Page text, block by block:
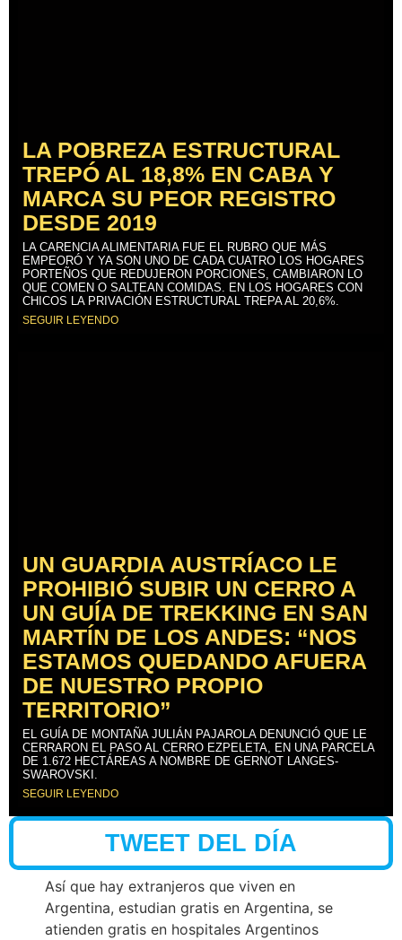
LA POBREZA ESTRUCTURAL
TREPÓ AL 18,8% EN CABA Y
MARCA SU PEOR REGISTRO
DESDE 2019
LA CARENCIA ALIMENTARIA FUE EL RUBRO QUE MÁS
EMPEORÓ Y YA SON UNO DE CADA CUATRO LOS HOGARES
PORTEÑOS QUE REDUJERON PORCIONES, CAMBIARON LO
QUE COMEN O SALTEAN COMIDAS. EN LOS HOGARES CON
CHICOS LA PRIVACIÓN ESTRUCTURAL TREPA AL 20,6%.
SEGUIR LEYENDO
UN GUARDIA AUSTRÍACO LE
PROHIBIÓ SUBIR UN CERRO A
UN GUÍA DE TREKKING EN SAN
MARTÍN DE LOS ANDES: “NOS
ESTAMOS QUEDANDO AFUERA
DE NUESTRO PROPIO
TERRITORIO”
EL GUÍA DE MONTAÑA JULIÁN PAJAROLA DENUNCIÓ QUE LE
CERRARON EL PASO AL CERRO EZPELETA, EN UNA PARCELA
DE 1.672 HECTÁREAS A NOMBRE DE GERNOT LANGES-
SWAROVSKI.
SEGUIR LEYENDO
TWEET DEL DÍA
Así que hay extranjeros que viven en
Argentina, estudian gratis en Argentina, se
atienden gratis en hospitales Argentinos